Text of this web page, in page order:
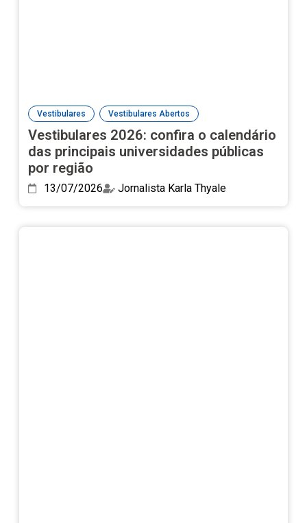
Vestibulares , Vestibulares Abertos
Vestibulares 2026: confira o calendário
das principais universidades públicas
por região
13/07/2026 Jornalista Karla Thyale